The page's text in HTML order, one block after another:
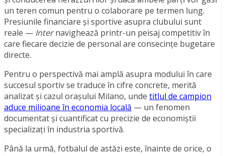
un teren comun pentru o colaborare pe termen lung.
Presiunile financiare și sportive asupra clubului sunt
reale — Internavighează printr-un peisaj competitiv în
care fiecare decizie de personal are consecințe bugetare
directe.
Pentru o perspectivă mai amplă asupra modului în care
succesul sportiv se traduce în cifre concrete, merită
analizat și cazul orașului Milano, unde titlul de campion
aduce milioane în economia locală — un fenomen
documentat și cuantificat cu precizie de economiștii
specializați în industria sportivă.
Până la urmă, fotbalul de astăzi este, înainte de orice, o